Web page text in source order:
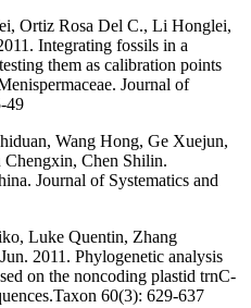
Ortiz Rosa Del C., Li Honglei,
Integrating fossils in a
them as calibration points
Journal of
49
Wang Hong, Ge Xuejun,
Chen Shilin.
Journal of Systematics and
Luke Quentin, Zhang
2011. Phylogenetic analysis
on the noncoding plastid trnC-
60(3): 629-637